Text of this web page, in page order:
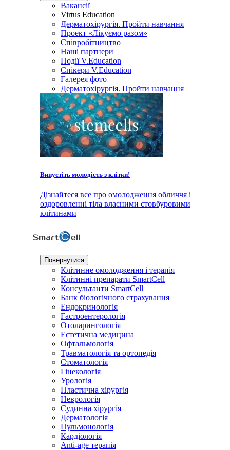
Вакансії
Virtus Education
Дерматохірургія. Пройти навчання
Проект «Лікуємо разом»
Співробітництво
Наші партнери
Події V.Education
Спікери V.Education
Галерея фото
Дерматохірургія. Пройти навчання
Випустіть молодість з клітки!
Дізнайтеся все про омолодження обличчя і
оздоровленні тіла власними стовбуровими
клітинами
Повернутися
Клітинне омолодження і терапія
Клітинні препарати SmartCell
Консультанти SmartCell
Банк бiологiчного страхування
Ендокринологія
Гастроентерологія
Отоларингологія
Естетична медицина
Офтальмологія
Травматологія та ортопедія
Стоматологія
Гінекологія
Урологія
Пластична хірургія
Неврологія
Судинна хірургія
Дерматологія
Пульмонологія
Кардiологія
Anti-age терапія